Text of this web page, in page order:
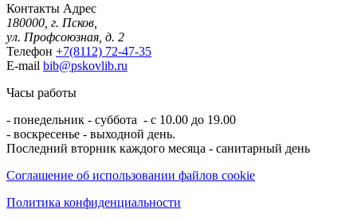
Контакты Адрес
180000, г. Псков,
ул. Профсоюзная, д. 2
Телефон +7(8112) 72-47-35
E-mail bib@pskovlib.ru
Часы работы
- понедельник - суббота - с 10.00 до 19.00
- воскресенье - выходной день.
Последний вторник каждого месяца - санитарный день
Соглашение об использовании файлов cookie
Политика конфиденциальности